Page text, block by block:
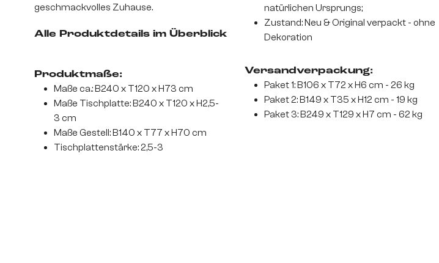
geschmackvolles Zuhause.
Alle Produktdetails im Überblick
Produktmaße:
Maße ca.: B240 x T120 x H73 cm
Maße Tischplatte: B240 x T120 x H2,5-
3 cm
Maße Gestell: B140 x T77 x H70 cm
Tischplattenstärke: 2,5-3
natürlichen Ursprungs;
Zustand: Neu & Original verpackt - ohne
Dekoration
Versandverpackung:
Paket 1: B106 x T72 x H6 cm - 26 kg
Paket 2: B149 x T35 x H12 cm - 19 kg
Paket 3: B249 x T129 x H7 cm - 62 kg